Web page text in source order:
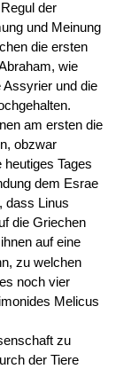
der
und Meinung
die ersten
wie
Assyrier und die
am ersten die
obzwar
Tages
dem Esrae
dass Linus
die Griechen
auf eine
zu welchen
noch vier
Melicus
zu
der Tiere